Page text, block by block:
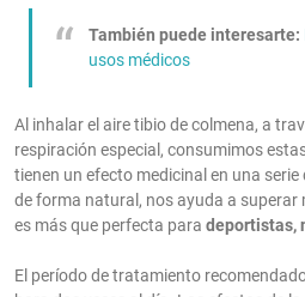
También puede interesarte:
usos médicos
Al inhalar el aire tibio de colmena, a
respiración especial, consumimos
tienen un efecto medicinal en una serie
de forma natural, nos ayuda a
es más que perfecta para deportistas,
El período de tratamiento